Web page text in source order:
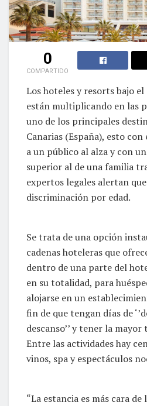
0
COMPARTIDO
Los hoteles y resorts bajo el
están multiplicando en las
uno de los principales
Canarias (España), esto
a un público al alza y con
superior al de una familia
expertos legales alertan
discriminación por edad.
Se trata de una opción
cadenas hoteleras que
dentro de una parte del
en su totalidad, para
alojarse en un
fin de que tengan días de
descanso’’ y tener la
Entre las actividades hay
vinos, spa y espectáculos
“La estancia es más cara